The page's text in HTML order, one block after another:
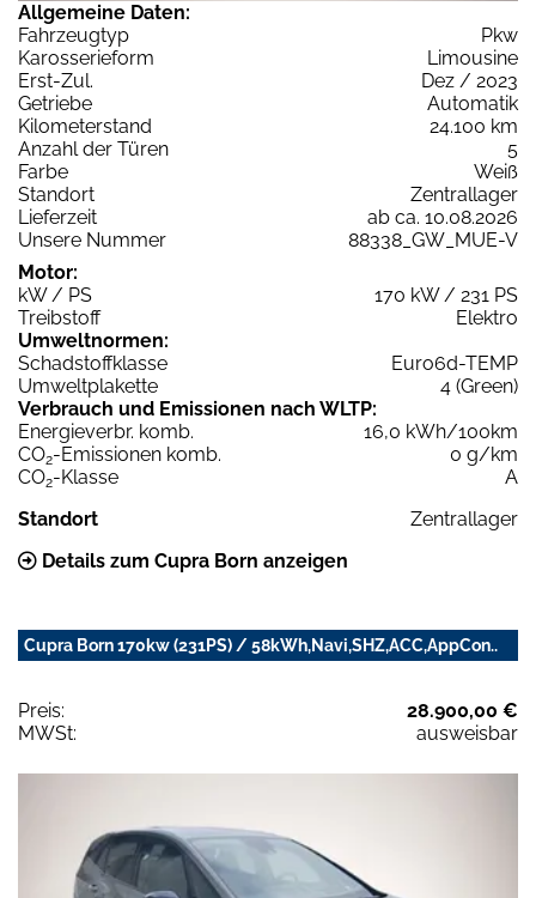
Allgemeine Daten:
Fahrzeugtyp
Pkw
Karosserieform
Limousine
Erst-Zul.
Dez / 2023
Getriebe
Automatik
Kilometerstand
24.100 km
Anzahl der Türen
5
Farbe
Weiß
Standort
Zentrallager
Lieferzeit
ab ca. 10.08.2026
Unsere Nummer
88338_GW_MUE-V
Motor:
kW / PS
170 kW / 231 PS
Treibstoff
Elektro
Umweltnormen:
Schadstoffklasse
Euro6d-TEMP
Umweltplakette
4 (Green)
Verbrauch und Emissionen nach WLTP:
Energieverbr. komb.
16,0 kWh/100km
CO2-Emissionen komb.
0 g/km
CO2-Klasse
A
Standort
Zentrallager
Details zum Cupra Born anzeigen
Cupra Born 170kw (231PS) / 58kWh,Navi,SHZ,ACC,AppCon..
Preis:
28.900,00 €
MWSt:
ausweisbar